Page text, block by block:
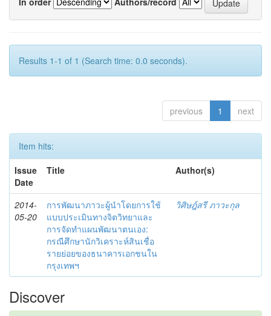
Results 1-1 of 1 (Search time: 0.0 seconds).
previous 1 next
Item hits:
Issue
Date
Title Author(s)
2014-
05-20
การพัฒนาภาวะผู้นำโดยการใช้
แบบประเมินทางจิตวิทยาและ
การจัดทำแผนพัฒนาตนเอง:
กรณีศึกษานักวิเคราะห์สินเชื่อ
รายย่อยของธนาคารเอกชนใน
กรุงเทพฯ
วิศิษฎ์สรี ภาวะกุล
Discover